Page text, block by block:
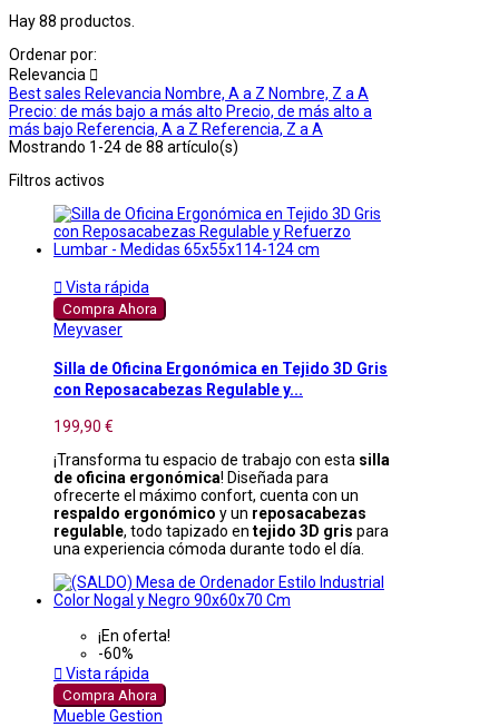
Hay 88 productos.
Ordenar por:
Relevancia 
Best sales Relevancia Nombre, A a Z Nombre, Z a A
Precio: de más bajo a más alto Precio, de más alto a
más bajo Referencia, A a Z Referencia, Z a A
Mostrando 1-24 de 88 artículo(s)
Filtros activos
 Vista rápida
Compra Ahora
Meyvaser
Silla de Oficina Ergonómica en Tejido 3D Gris
con Reposacabezas Regulable y...
199,90 €
¡Transforma tu espacio de trabajo con esta silla
de oficina ergonómica! Diseñada para
ofrecerte el máximo confort, cuenta con un
respaldo ergonómico y un reposacabezas
regulable, todo tapizado en tejido 3D gris para
una experiencia cómoda durante todo el día.
¡En oferta!
-60%
 Vista rápida
Compra Ahora
Mueble Gestion